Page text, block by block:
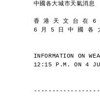
中國各大城市天氣消息
香 港 天 文 台 在 6
6 月 5 日 中 國 各
INFORMATION ON
12:15 P.M. ON 4